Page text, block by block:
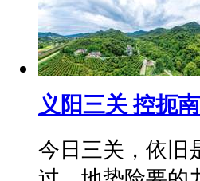
义阳三关 控扼
今日三关，依旧